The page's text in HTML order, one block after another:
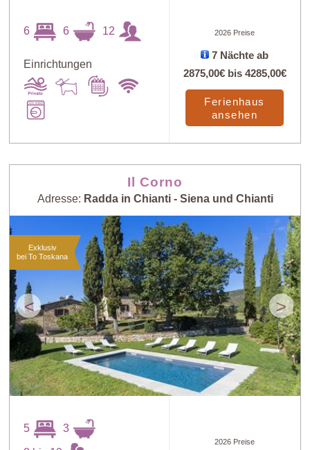
6 6 12
Einrichtungen
2026 Preise
7 Nächte ab
2875,00€bis 4285,00€
Ferienhaus
ansehen
Il Corno
Adresse: Radda in Chianti - Siena und Chianti
< >
Exklusiv
bei To Toskana
5 3
2026 Preise